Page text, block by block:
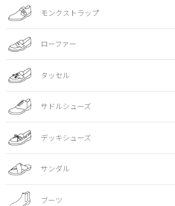
モンクストラップ
ローファー
タッセル
サドルシューズ
デッキシューズ
サンダル
ブーツ